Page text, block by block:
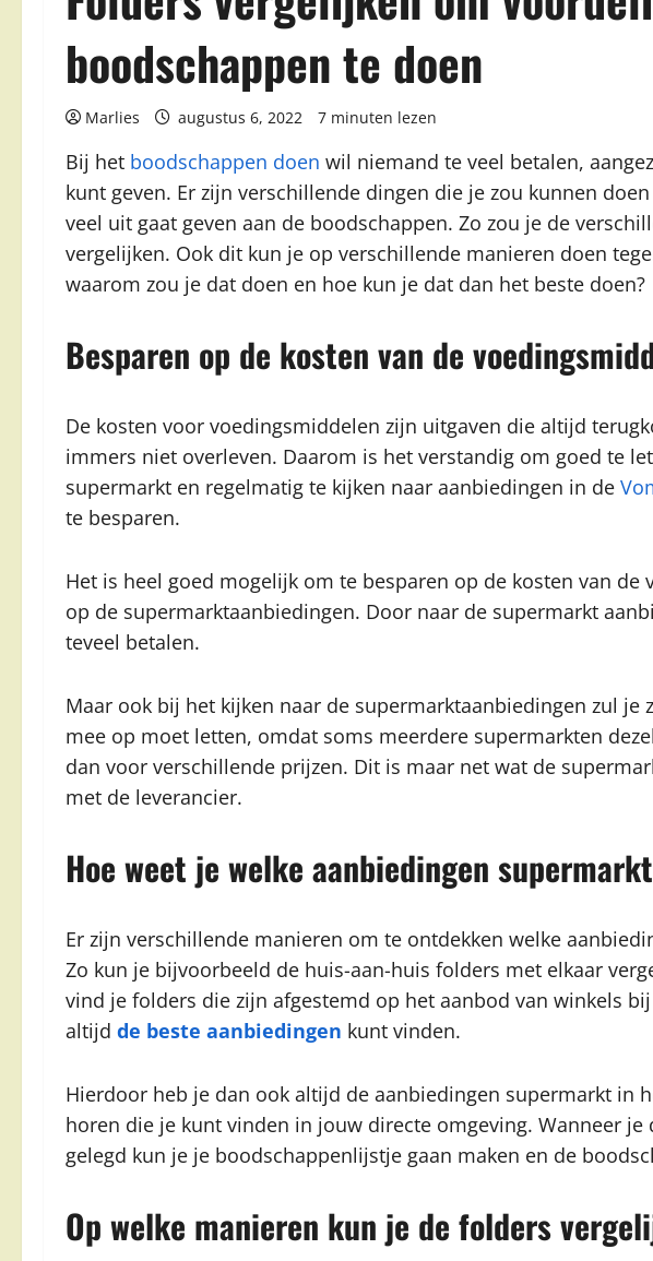
boodschappen te doen
Marlies augustus 6, 2022 7 minuten lezen
Bij het boodschappen doen wil niemand te veel betalen,
kunt geven. Er zijn verschillende dingen die je zou kunnen
veel uit gaat geven aan de boodschappen. Zo zou je de
vergelijken. Ook dit kun je op verschillende manieren doen
waarom zou je dat doen en hoe kun je dat dan het beste doen?
Besparen op de kosten van de
De kosten voor voedingsmiddelen zijn uitgaven die altijd
immers niet overleven. Daarom is het verstandig om goed te
supermarkt en regelmatig te kijken naar aanbiedingen in de
te besparen.
Het is heel goed mogelijk om te besparen op de kosten van
op de supermarktaanbiedingen. Door naar de supermarkt
teveel betalen.
Maar ook bij het kijken naar de supermarktaanbiedingen zul je
mee op moet letten, omdat soms meerdere supermarkten
dan voor verschillende prijzen. Dit is maar net wat de
met de leverancier.
Hoe weet je welke aanbiedingen
Er zijn verschillende manieren om te ontdekken welke
Zo kun je bijvoorbeeld de huis-aan-huis folders met elkaar
vind je folders die zijn afgestemd op het aanbod van winkels
altijd de beste aanbiedingen kunt vinden.
Hierdoor heb je dan ook altijd de aanbiedingen supermarkt in
horen die je kunt vinden in jouw directe omgeving. Wanneer je
gelegd kun je je boodschappenlijstje gaan maken en de
Op welke manieren kun je de folders